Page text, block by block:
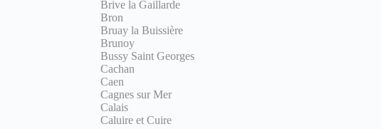
Brive la Gaillarde
Bron
Bruay la Buissière
Brunoy
Bussy Saint Georges
Cachan
Caen
Cagnes sur Mer
Calais
Caluire et Cuire